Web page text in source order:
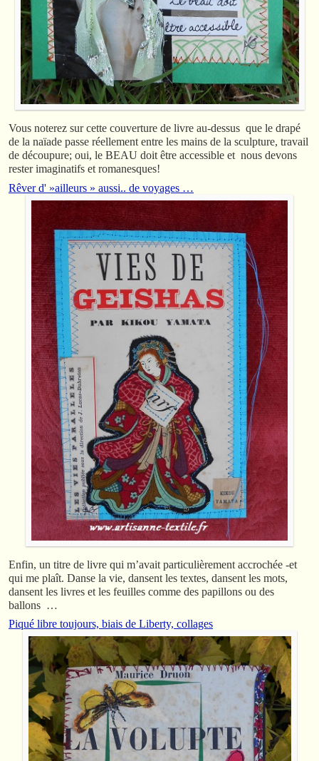
Vous noterez sur cette couverture de livre au-dessus que le drapé
de la naïade passe réellement entre les mains de la sculpture, travail
de découpure; oui, le BEAU doit être accessible et nous devons
rester imaginatifs et romanesques!
Rêver d' »ailleurs » aussi.. de voyages …
Enfin, un titre de livre qui m’avait particulièrement accrochée -et
qui me plaît. Danse la vie, dansent les textes, dansent les mots,
dansent les livres et les feuilles comme des papillons ou des
ballons …
Piqué libre toujours, biais de Liberty, collages